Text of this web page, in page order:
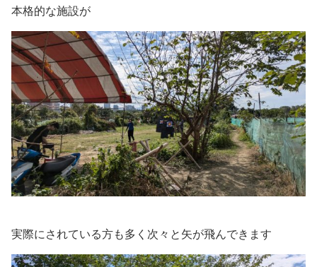
本格的な施設が
実際にされている方も多く次々と矢が飛んできます